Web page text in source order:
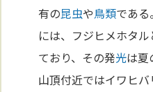
有の昆虫や鳥類である
には、フジヒメホタ
ており、その発光は夏
山頂付近ではイワヒ